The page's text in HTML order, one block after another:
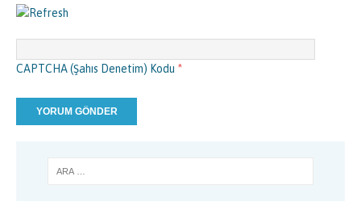
CAPTCHA (Şahıs Denetim) Kodu *